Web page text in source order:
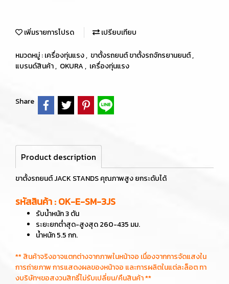
เพิ่มรายการโปรด เปรียบเทียบ
หมวดหมู่ :เครื่องทุ่นแรง, ขาตั้งรถยนต์ ขาตั้งรถจักรยานยนต์,
แบรนด์สินค้า, OKURA, เครื่องทุ่นแรง
Share
Product description
ขาตั้งรถยนต์ JACK STANDSคุณภาพสูง ยกระดับได้
รหัสสินค้า : OK-E-SM-3JS
รับน้ำหนัก 3 ตัน
ระยะยกต่ำสุด-สูงสุด 260-435 มม.
น้ำหนัก 5.5 กก.
** สินค้าจริงอาจแตกต่างจากภาพในหน้าจอ เนื่องจากการจัดแสงใน
การถ่ายภาพ การแสดงผลของหน้าจอ และการผลิตในแต่ละล็อต ทา
งบริษัทฯขอสงวนสิทธิ์ไม่รับเปลี่ยน/คืนสินค้า **